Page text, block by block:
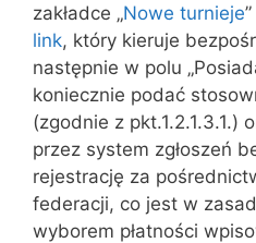
zakładce „Nowe turnieje
link, który kieruje
następnie w polu
koniecznie podać
(zgodnie z pkt.1.2.1.3.1.)
przez system zgłoszeń
rejestrację za
federacji, co jest w
wyborem płatności